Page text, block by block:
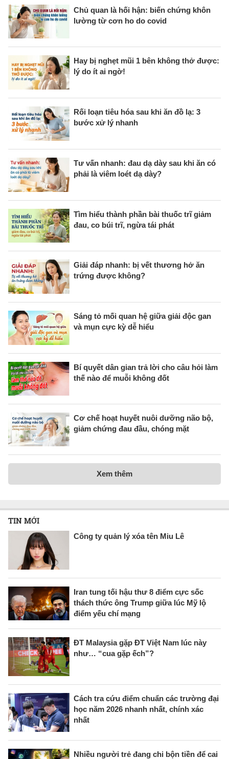
Chủ quan là hối hận: biến chứng khôn
lường từ cơn ho do covid
Hay bị nghẹt mũi 1 bên không thở được:
lý do ít ai ngờ!
Rối loạn tiêu hóa sau khi ăn đồ lạ: 3
bước xử lý nhanh
Tư vấn nhanh: đau dạ dày sau khi ăn có
phải là viêm loét dạ dày?
Tìm hiểu thành phần bài thuốc trĩ giảm
đau, co búi trĩ, ngừa tái phát
Giải đáp nhanh: bị vết thương hở ăn
trứng được không?
Sáng tỏ mối quan hệ giữa giải độc gan
và mụn cực kỳ dễ hiểu
Bí quyết dân gian trả lời cho câu hỏi làm
thế nào để muỗi không đốt
Cơ chế hoạt huyết nuôi dưỡng não bộ,
giảm chứng đau đầu, chóng mặt
Xem thêm
TIN MỚI
Công ty quản lý xóa tên Miu Lê
Iran tung tối hậu thư 8 điểm cực sốc
thách thức ông Trump giữa lúc Mỹ lộ
điểm yếu chí mạng
ĐT Malaysia gặp ĐT Việt Nam lúc này
như… “cua gặp ếch”?
Cách tra cứu điểm chuẩn các trường đại
học năm 2026 nhanh nhất, chính xác
nhất
Nhiều người trẻ đang chi bộn tiền để cai